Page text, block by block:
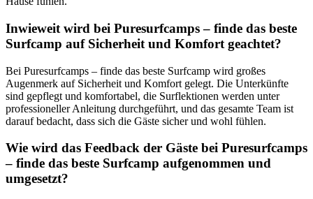
Inwieweit wird bei Puresurfcamps – finde das beste
Surfcamp auf Sicherheit und Komfort geachtet?
Bei Puresurfcamps – finde das beste Surfcamp wird großes
Augenmerk auf Sicherheit und Komfort gelegt. Die Unterkünfte
sind gepflegt und komfortabel, die Surflektionen werden unter
professioneller Anleitung durchgeführt, und das gesamte Team ist
darauf bedacht, dass sich die Gäste sicher und wohl fühlen.
Wie wird das Feedback der Gäste bei Puresurfcamps
– finde das beste Surfcamp aufgenommen und
umgesetzt?